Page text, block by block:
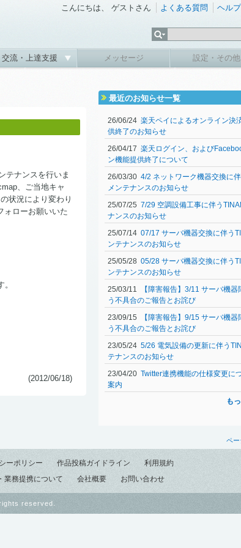
こんにちは、 ゲストさん よくある質問 ヘルプ
交流・上達支援 メッセージ 設定・その他
テナンスを行いま
、ご当地キャ
状況により変わり
ォローお願いいた
(2012/06/18)
最近のお知らせ一覧
26/06/24 楽天ペイによるオンライン決
供終了のお知らせ
26/04/17 楽天ログイン、および
ン機能提供終了について
26/03/30 4/2 ネットワーク機器交換に伴
メンテナンスのお知らせ
25/07/25 7/29 空調設備工事に伴う
ナンスのお知らせ
25/07/14 07/17 サーバ機器交換に伴う
ンテナンスのお知らせ
25/05/28 05/28 サーバ機器交換に伴う
ンテナンスのお知らせ
25/03/11
【障害報告】3/11 サーバ機器
う不具合のご報告とお詫び
23/09/15
【障害報告】9/15 サーバ機器
う不具合のご報告とお詫び
23/05/24 5/26 電気設備の更新に伴う
テナンスのお知らせ
23/04/20 Twitter連携機能の仕様変更に
案内
も
ペー
ーポリシー 作品投稿ガイドライン
利用規約
業務提携について 会社概要 お問い合わせ
reserved.